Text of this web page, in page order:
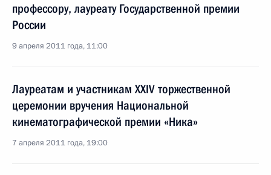
профессору, лауреату Государственной премии
России
9 апреля 2011 года, 11:00
Лауреатам и участникам XXIV торжественной
церемонии вручения Национальной
кинематографической премии «Ника»
7 апреля 2011 года, 19:00